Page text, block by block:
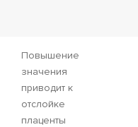
Повышение
значения
приводит к
отслойке
плаценты